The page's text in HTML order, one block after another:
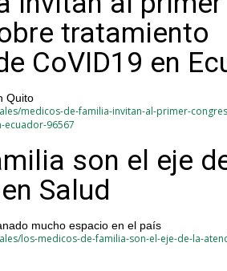
tratamiento
CoVID19 en
Quito
medicos-de-familia-invitan-al-primer-
96567
son el eje
Salud
mucho espacio en el país
los-medicos-de-familia-son-el-eje-de-la-